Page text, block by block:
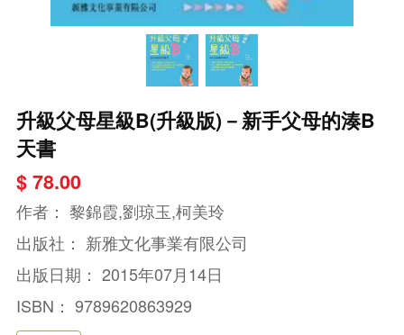
升級父母星級B(升級版)－新手父母的湊B
天書
$ 78.00
作者： 黎錦霞,劉琼玉,柯美玲
出版社： 新雅文化事業有限公司
出版日期： 2015年07月14日
ISBN： 9789620863929